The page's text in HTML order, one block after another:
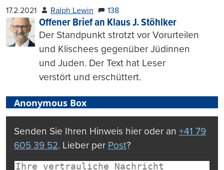
17.2.2021 Ralph Lewin 138
Offener Brief an Klaus J. Stöhlker
Der Standpunkt strotzt vor Vorurteilen
und Klischees gegenüber Jüdinnen
und Juden. Der Text hat Leser
verstört und erschüttert.
Anonymous Box
Senden Sie Ihren Hinweis hier oder an +41 79
605 39 52. Lieber per Post?